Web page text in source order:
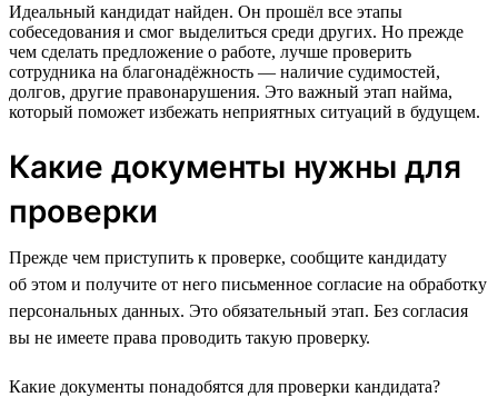
Идеальный кандидат найден. Он прошёл все этапы
собеседования и смог выделиться среди других. Но прежде
чем сделать предложение о работе, лучше проверить
сотрудника на благонадёжность — наличие судимостей,
долгов, другие правонарушения. Это важный этап найма,
который поможет избежать неприятных ситуаций в будущем.
Какие документы нужны для
проверки
Прежде чем приступить к проверке, сообщите кандидату
об этом и получите от него письменное согласие на обработку
персональных данных. Это обязательный этап. Без согласия
вы не имеете права проводить такую проверку.
Какие документы понадобятся для проверки кандидата?